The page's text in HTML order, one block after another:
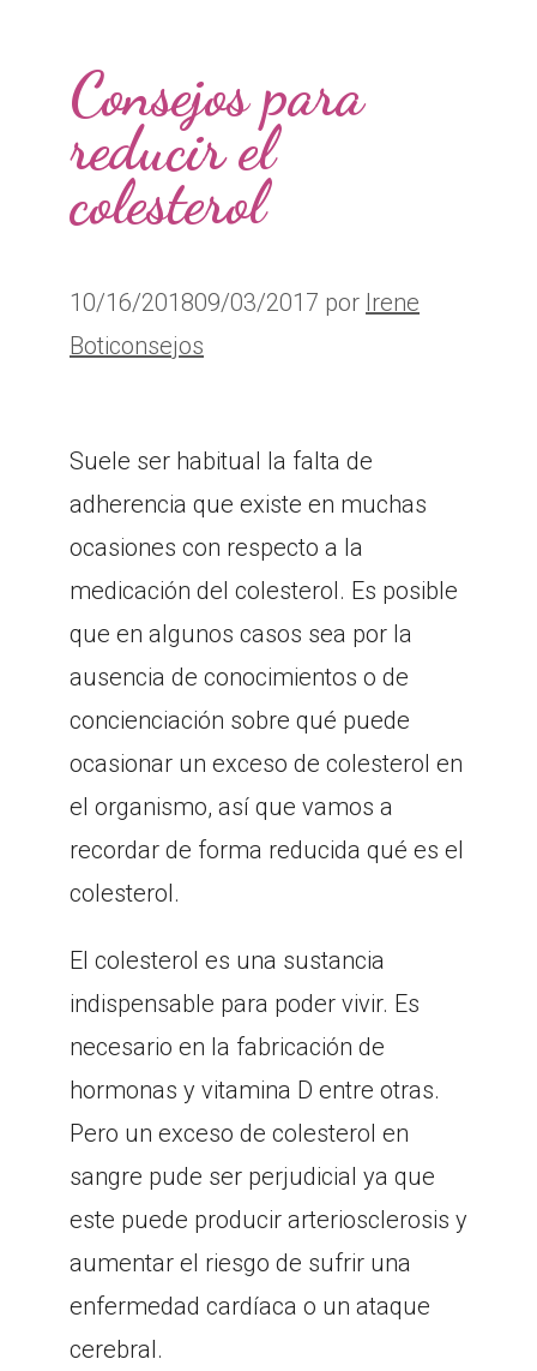
Consejos para
reducir el
colesterol
10/16/201809/03/2017 por Irene
Boticonsejos
Suele ser habitual la falta de
adherencia que existe en muchas
ocasiones con respecto a la
medicación del colesterol. Es posible
que en algunos casos sea por la
ausencia de conocimientos o de
concienciación sobre qué puede
ocasionar un exceso de colesterol en
el organismo, así que vamos a
recordar de forma reducida qué es el
colesterol.
El colesterol es una sustancia
indispensable para poder vivir. Es
necesario en la fabricación de
hormonas y vitamina D entre otras.
Pero un exceso de colesterol en
sangre pude ser perjudicial ya que
este puede producir arteriosclerosis y
aumentar el riesgo de sufrir una
enfermedad cardíaca o un ataque
cerebral.